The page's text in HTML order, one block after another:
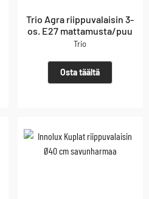
Trio Agra riippuvalaisin 3-
os. E27 mattamusta/puu
Trio
Osta täältä